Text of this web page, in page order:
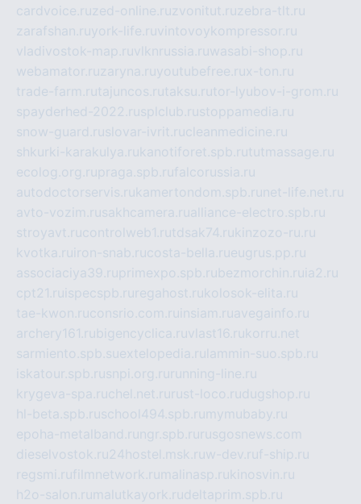
cardvoice.ruzed-online.ruzvonitut.ruzebra-tlt.ru
zarafshan.ruyork-life.ruvintovoykompressor.ru
vladivostok-map.ruvlknrussia.ruwasabi-shop.ru
webamator.ruzaryna.ruyoutubefree.rux-ton.ru
trade-farm.rutajuncos.rutaksu.rutor-lyubov-i-grom.ru
spayderhed-2022.rusplclub.rustoppamedia.ru
snow-guard.ruslovar-ivrit.rucleanmedicine.ru
shkurki-karakulya.rukanotiforet.spb.rututmassage.ru
ecolog.org.rupraga.spb.rufalcorussia.ru
autodoctorservis.rukamertondom.spb.ru net-life.net.ru
avto-vozim.rusakhcamera.rualliance-electro.spb.ru
stroyavt.rucontrolweb1.rutdsak74.rukinzozo-ru.ru
kvotka.ru iron-snab.rucosta-bella.rueugrus.pp.ru
associaciya39.ruprimexpo.spb.rubezmorchin.ru ia2.ru
cpt21.ru ispecspb.ru regahost.rukolosok-elita.ru
tae-kwon.ruconsrio.com.ru insiam.ruavegainfo.ru
archery161.rubigencyclica.ruvlast16.rukorru.net
sarmiento.spb.suextelopedia.ru lammin-suo.spb.ru
iskatour.spb.rusnpi.org.ru running-line.ru
krygeva-spa.ruchel.net.ru rust-loco.rudugshop.ru
hl-beta.spb.ruschool494.spb.ru mymubaby.ru
epoha-metalband.ru ngr.spb.ru rusgosnews.com
dieselvostok.ru24hostel.msk.ruw-dev.ruf-ship.ru
regsmi.rufilmnetwork.ru malinasp.rukinosvin.ru
h2o-salon.ru malutkayork.rudeltaprim.spb.ru